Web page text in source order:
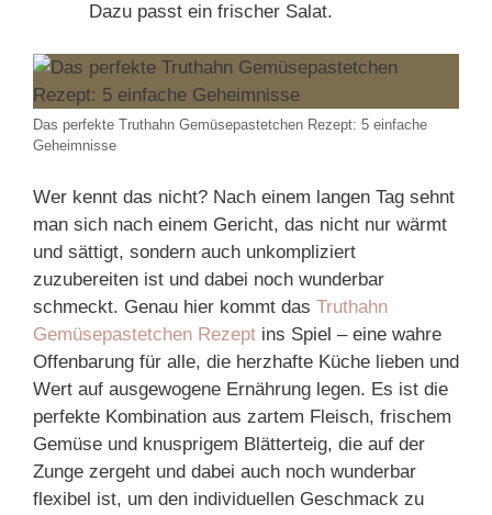
Dazu passt ein frischer Salat.
Das perfekte Truthahn Gemüsepastetchen Rezept: 5 einfache
Geheimnisse
Wer kennt das nicht? Nach einem langen Tag sehnt
man sich nach einem Gericht, das nicht nur wärmt
und sättigt, sondern auch unkompliziert
zuzubereiten ist und dabei noch wunderbar
schmeckt. Genau hier kommt das Truthahn
Gemüsepastetchen Rezept ins Spiel – eine wahre
Offenbarung für alle, die herzhafte Küche lieben und
Wert auf ausgewogene Ernährung legen. Es ist die
perfekte Kombination aus zartem Fleisch, frischem
Gemüse und knusprigem Blätterteig, die auf der
Zunge zergeht und dabei auch noch wunderbar
flexibel ist, um den individuellen Geschmack zu